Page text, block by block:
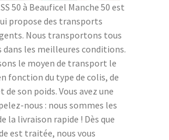
50 à Beauficel Manche 50 est
propose des transports
Nous transportons tous
dans les meilleures conditions.
le moyen de transport le
fonction du type de colis, de
de son poids. Vous avez une
nous : nous sommes les
la livraison rapide ! Dès que
est traitée, nous vous